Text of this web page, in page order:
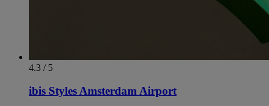
4.3 / 5
ibis Styles Amsterdam Airport